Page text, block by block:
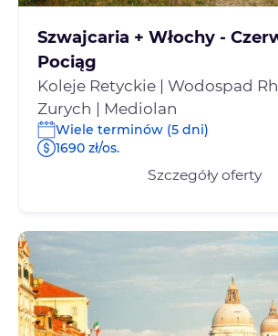
Szwajcaria + Włochy -
Pociąg
Koleje Retyckie | Wodospad
Zurych | Mediolan
Wiele terminów (5 dni)
1690 zł/os.
Szczegóły oferty